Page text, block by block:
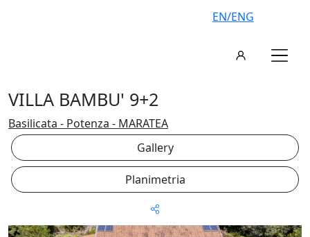
EN/ENG
VILLA BAMBU' 9+2
Basilicata - Potenza - MARATEA
Gallery
Planimetria